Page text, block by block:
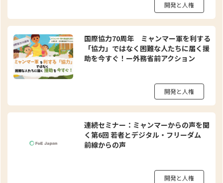
開発と人権
国際協力70周年 ミャンマー軍を利する
「協力」ではなく困難な人たちに届く援
助を今すぐ！ー外務省前アクション
開発と人権
連続セミナー：ミャンマーからの声を聞
く第6回 若者とデジタル・フリーダム
前線からの声
開発と人権